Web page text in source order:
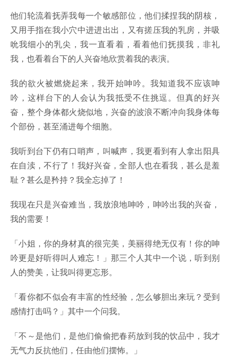
他们轮流着抚弄我每一个敏感部位，他们揉捏我的阴核，
又用手指在我小穴中进进出出，又有搓压我的乳房，并吸
吮我细小的乳尖，我一直看着，看着他们抚摸我，非礼
我，也看着台下的人兴奋地欣赏着我的表演。
我的欲火被燃烧起来，我开始呻吟。我知道我不应该呻
吟，这样台下的人会认为我抵受不住挑逗。但真的好兴
奋，整个身体都火烧似地，兴奋的波浪不断冲向我身体每
个部份，甚至涌进每个细胞。
我听到台下仍有口哨声，叫喊声，我更看到有人拿出阳具
在自渎，不行了！我好兴奋，全部人也在看我，甚么是羞
耻？甚么是矜持？我全忘掉了！
我现在只是兴奋难当，我放浪地呻吟，呻吟出我的兴奋，
我的需要！
「小姐，你的身材真的很完美，美丽得绝无仅有！你的呻
吟更是好听得叫人难忘！」那三个人其中一个说，听到别
人的赞美，让我叫得更忘形。
「看你都不似会有丰富的性经验，怎么够胆出来玩？受到
感情打击吗？」其中一个问我。
「不～是他们，是他们偷偷把春药放到我的饮品中，我才
无气力反抗他们，任由他们摆怖。」